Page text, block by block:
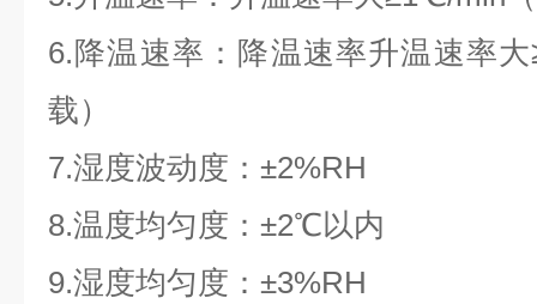
6.降温速率：降温速率升温速率
载）
7.湿度波动度：±2%RH
8.温度均匀度：±2℃以内
9.湿度均匀度：±3%RH